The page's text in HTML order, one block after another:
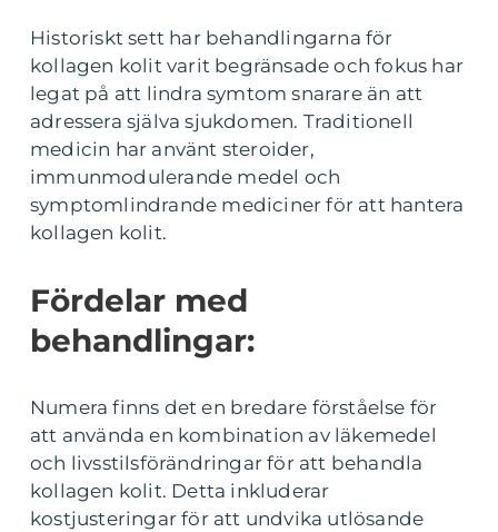
Historiskt sett har behandlingarna för
kollagen kolit varit begränsade och fokus har
legat på att lindra symtom snarare än att
adressera själva sjukdomen. Traditionell
medicin har använt steroider,
immunmodulerande medel och
symptomlindrande mediciner för att hantera
kollagen kolit.
Fördelar med
behandlingar:
Numera finns det en bredare förståelse för
att använda en kombination av läkemedel
och livsstilsförändringar för att behandla
kollagen kolit. Detta inkluderar
kostjusteringar för att undvika utlösande